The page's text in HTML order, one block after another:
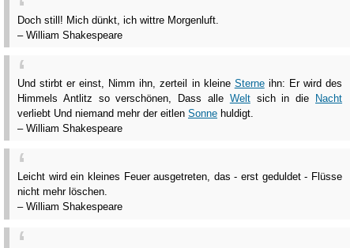
Doch still! Mich dünkt, ich wittre Morgenluft.
– William Shakespeare
Und stirbt er einst, Nimm ihn, zerteil in kleine Sterneihn: Er wird des
Himmels Antlitz so verschönen, Dass alle Weltsich in die
Nacht
verliebt Und niemand mehr der eitlen Sonne huldigt.
– William Shakespeare
Leicht wird ein kleines Feuer ausgetreten, das - erst geduldet - Flüsse
nicht mehr löschen.
– William Shakespeare